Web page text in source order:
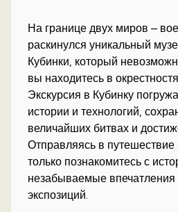
На границе двух миров –
раскинулся уникальный
Кубинки, который
вы находитесь в
Экскурсия в Кубинку
истории и технологий,
величайших битвах и
Отправляясь в
только познакомитесь с
незабываемые впечатления
экспозиций.